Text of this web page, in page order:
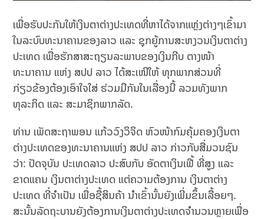
ເພື່ອຮັບປະກັນໃຫ້ເງິນຕາຕ່າງປະເທດທີ່ຫາໄດ້ຈາກແຫຼ່ງຕ່າງໆເຂົ້າມາ
ໃນລະບົບທະນາຄານຂອງລາວ ແລະ ຊຸກຍູ້ການສະຫງວນເງິນຕາຕ່າງ
ປະເທດ ເພື່ອຮັກສາສະຖຽນລະພາບຂອງເງິນກີບ ຕາງໜ້າ
ທະນາຄານ ແຫ່ງ ສປປ ລາວ ໄດ້ສະເໜີໃຫ້ ທຸກພາກສ່ວນທີ່
ກ່ຽວຂ້ອງຕ້ອງເອົາໃຈໃສ່ ຮ່ວມມືກັນໃນເລື່ອງນີ້ ລວມທັງພາກ
ທຸລະກິດ ແລະ ສະມາຊິກພາກລັດ.
ທ່ານ ເພັດສະຖາພອນ ແກ້ວວົງວິຈິດ ຫົວໜ້າ​ກົມ​ຄຸ້ມ​ຄອງ​ເງິນຕາ​
ຕ່າງປະ​ເທດ​ຂອງ​ທະນາຄານ​ແຫ່ງ ສປປ ລາວ ກ່າວກັບສື່ມວນຊົນ
ວ່າ: ປັດຈຸບັນ ປະເທດລາວ ປະສົບກັບ ອັດຕາເງິນເຟີ້ ທີ່ສູງ ແລະ
ຂາດແຄນ ເງິນຕາຕ່າງປະເທດ ແຕ່ຄວາມຕ້ອງການ ເງິນຕາຕ່າງ
ປະເທດ ທີ່ຈຳເປັນ ເພື່ອຊື້ສິນຄ້າ ນໍາເຂົ້ານັ້ນຍັງເພີ່ມຂຶ້ນເລື້ອຍໆ.
ສະນັ້ນລັດຖະບານ​ຍັງ​ຕ້ອງການ​ເງິນຕາ​ຕ່າງປະ​ເທດ​ຈຳນວນຫຼາຍເພື່ອ​